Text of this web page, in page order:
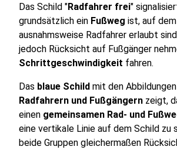
Das Schild "Radfahrer frei"
grundsätzlich ein Fußweg ist, auf
ausnahmsweise Radfahrer erlaubt
jedoch Rücksicht auf Fußgänger
Schrittgeschwindigkeit fahren.
Das blaue Schild mit den
Radfahrern und Fußgängern zeigt,
einen gemeinsamen Rad- und
eine vertikale Linie auf dem Schild zu
beide Gruppen gleichermaßen